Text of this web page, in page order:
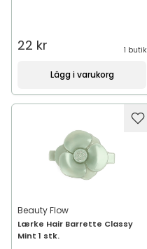
22 kr 1 butik
Lägg i varukorg
Beauty Flow
Lærke Hair Barrette Classy
Mint 1 stk.